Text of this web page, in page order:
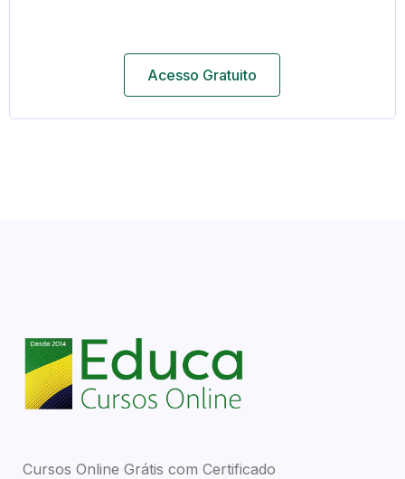
Acesso Gratuito
Cursos Online Grátis com Certificado